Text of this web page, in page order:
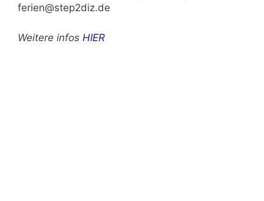
ferien@step2diz.de
Weitere infos HIER